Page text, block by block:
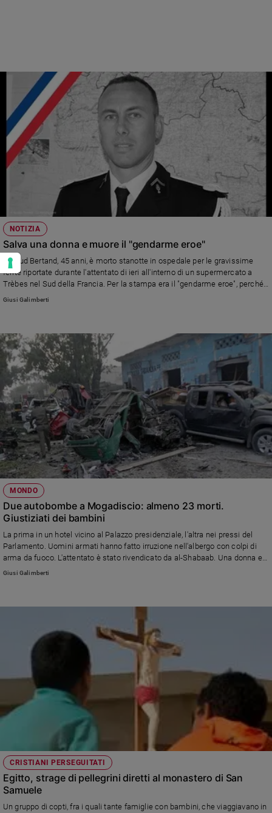
NOTIZIA
Salva una donna e muore il "gendarme eroe"
Arnaud Bertand, 45 anni, è morto stanotte in ospedale per le gravissime
ferite riportate durante l'attentato di ieri all'interno di un supermercato a
Trèbes nel Sud della Francia. Per la stampa era il "gendarme eroe", perché
si era offerto di prendere il posto di una donna presa in ostaggio
Giusi Galimberti
MONDO
Due autobombe a Mogadiscio: almeno 23 morti.
Giustiziati dei bambini
La prima in un hotel vicino al Palazzo presidenziale, l'altra nei pressi del
Parlamento. Uomini armati hanno fatto irruzione nell'albergo con colpi di
arma da fuoco. L'attentato è stato rivendicato da al-Shabaab. Una donna e
tre bimbi, di ui un neonato, sono stati giustiziati sempre nella capitale della
Giusi Galimberti
CRISTIANI PERSEGUITATI
Egitto, strage di pellegrini diretti al monastero di San
Samuele
Un gruppo di copti, fra i quali tante famiglie con bambini, che viaggiavano in